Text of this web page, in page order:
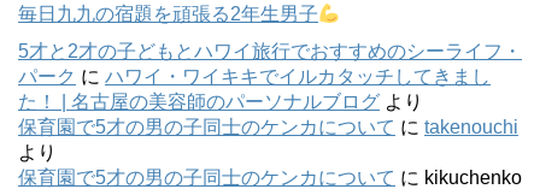
毎日九九の宿題を頑張る2年生男子
5才と2才の子どもとハワイ旅行でおすすめのシーライフ・
パーク に ハワイ・ワイキキでイルカタッチしてきまし
た！ | 名古屋の美容師のパーソナルブログ より
保育園で5才の男の子同士のケンカについて に takenouchi
より
保育園で5才の男の子同士のケンカについて に kikuchenko